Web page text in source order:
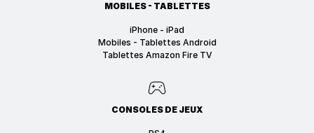
MOBILES - TABLETTES
iPhone - iPad
Mobiles - Tablettes Android
Tablettes Amazon Fire TV
CONSOLES DE JEUX